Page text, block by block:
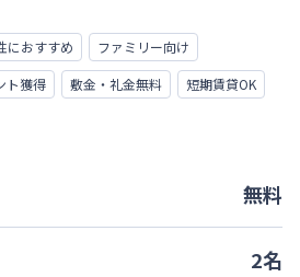
におすすめ
ファミリー向け
ト獲得 敷金・礼金無料
短期賃貸OK
無料
2名